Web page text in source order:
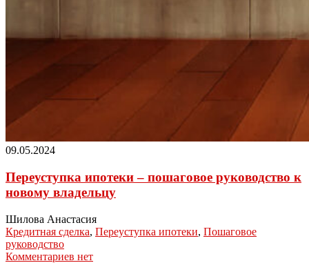
09.05.2024
Переуступка ипотеки – пошаговое руководство к
новому владельцу
Шилова Анастасия
Кредитная сделка, Переуступка ипотеки, Пошаговое
руководство
Комментариев нет